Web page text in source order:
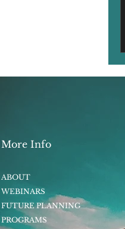
More Info
ABOUT
WEBINARS
FUTURE PLANNING
PROGRAMS